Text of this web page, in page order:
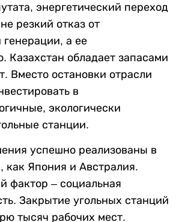
энергетический переход
резкий отказ от
а ее
Казахстан обладает запасами
Вместо остановки отрасли
в
экологически
станции.
успешно реализованы в
как Япония и Австралия.
фактор – социальная
Закрытие угольных станций
тысяч рабочих мест.